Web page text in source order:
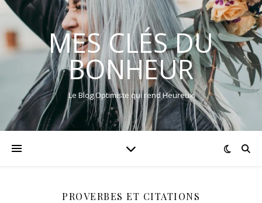
MES CLÉS DU
BONHEUR
Le Blog Optimiste qui rend Heureux
PROVERBES ET CITATIONS